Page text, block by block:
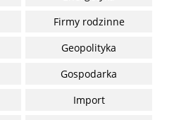
Firmy rodzinne
Geopolityka
Gospodarka
Import